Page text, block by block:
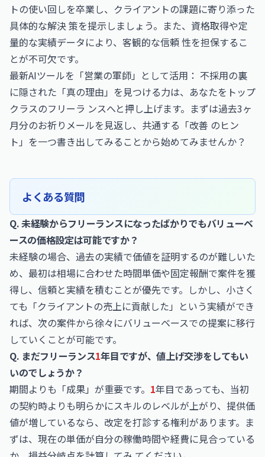
トの使い回しを卒業し、クライアントの課題に寄り添った
具体的な解決 策を提示しましょう。また、資格取得や定
量的な実績データにより、客観的な信頼 性を担保するこ
とが不可欠です。
最新AIツールを「営業の軍師」として活用： 不採用の裏
に隠された「真の理由」を見つける力は、あなたをトップ
クラスのフリーラ ンスへと押し上げます。まずは過去3ヶ
月分のお祈りメールを見返し、共通する「改善 のヒン
ト」を一つ書き出してみることから始めてみませんか？
よくある質問
Q. 未経験からフリーランスになったばかりでもバリューベ
ースの価格設定は可能ですか？
未経験の場合、過去の実績で価値を証明するのが難しいた
め、最初は相場に合わせた時間単価や固定報酬で案件を獲
得し、信頼と実績を積むことが優先です。しかし、小さく
ても「クライアントの売上に貢献した」という実績ができ
れば、次の案件から徐々にバリューベースでの提案に移行
していくことが可能です。
Q. まだフリーランス1年目ですが、値上げ交渉をしてもい
いのでしょうか？
期間よりも「成果」が重要です。 1年目であっても、当初
の契約時よりも明らかにスキルのレベルが上がり、提供価
値が増しているなら、改定を打診する権利があります。ま
ずは、現在の単価が自分の稼働時間や経費に見合っている